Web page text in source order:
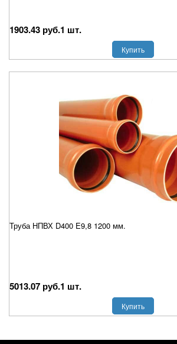
1903.43 руб.1 шт.
Купить
Труба НПВХ D400 E9,8 1200 мм.
5013.07 руб.1 шт.
Купить